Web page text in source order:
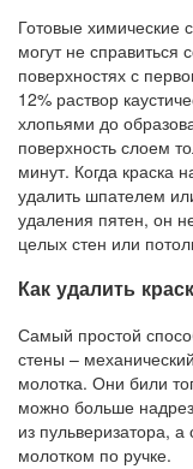
Готовые химические
могут не справиться
поверхностях с
12% раствор
хлопьями до
поверхность слоем
минут. Когда краска
удалить шпателем
удаления пятен, он
целых стен или
Как удалить
Самый простой
стены –
молотка. Они били
можно больше
из пульверизатора,
молотком по ручке.